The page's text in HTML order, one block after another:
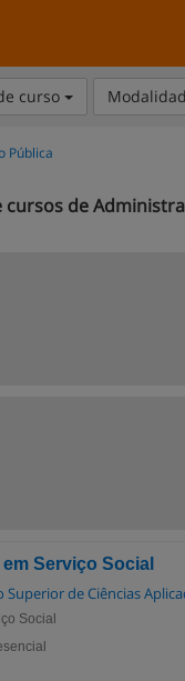
curso
Pública
cursos de
Serviço Social
Superior de Ciências
Social